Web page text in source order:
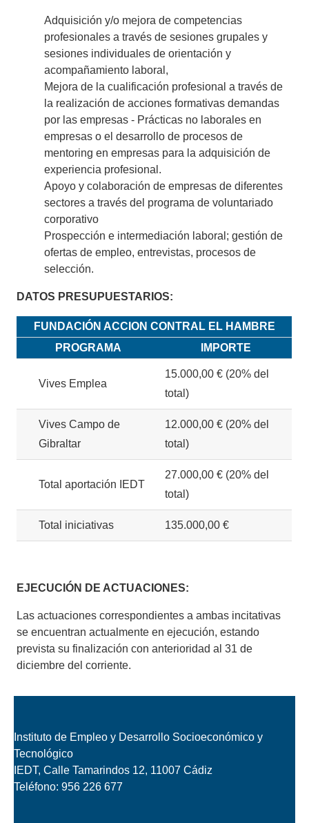
Adquisición y/o mejora de competencias
profesionales a través de sesiones grupales y
sesiones individuales de orientación y
acompañamiento laboral,
Mejora de la cualificación profesional a través de
la realización de acciones formativas demandas
por las empresas - Prácticas no laborales en
empresas o el desarrollo de procesos de
mentoring en empresas para la adquisición de
experiencia profesional.
Apoyo y colaboración de empresas de diferentes
sectores a través del programa de voluntariado
corporativo
Prospección e intermediación laboral; gestión de
ofertas de empleo, entrevistas, procesos de
selección.
DATOS PRESUPUESTARIOS:
FUNDACIÓN ACCION CONTRAL EL HAMBRE
PROGRAMA
IMPORTE
Vives Emplea
15.000,00 € (20% del
total)
Vives Campo de
Gibraltar
12.000,00 € (20% del
total)
Total aportación IEDT
27.000,00 € (20% del
total)
Total iniciativas 135.000,00 €
EJECUCIÓN DE ACTUACIONES:
Las actuaciones correspondientes a ambas incitativas
se encuentran actualmente en ejecución, estando
prevista su finalización con anterioridad al 31 de
diciembre del corriente.
Instituto de Empleo y Desarrollo Socioeconómico y
Tecnológico
IEDT, Calle Tamarindos 12, 11007 Cádiz
Teléfono: 956 226 677